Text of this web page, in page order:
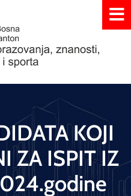
KOJI
ZA ISPIT IZ